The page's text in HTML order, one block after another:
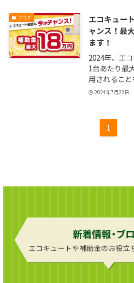
ブログ
エコキュー
ャンス！最
ます！
2024年、エ
1台あたり最
用されること
2024年7月22日
1
新着情報・ブ
エコキュートや補助金のお役立